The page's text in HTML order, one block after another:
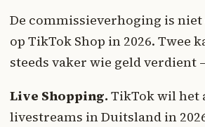
De commissieverhoging is
op TikTok Shop in 2026. Twee
steeds vaker wie geld verdient
Live Shopping. TikTok wil het
livestreams in Duitsland in